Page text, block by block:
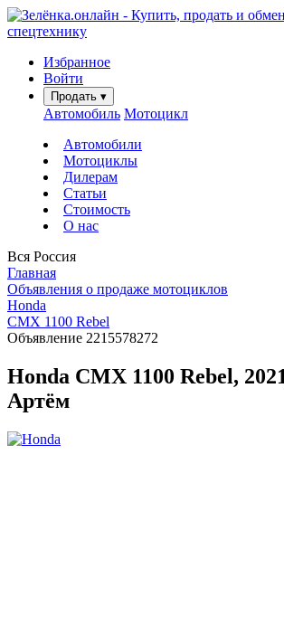
Избранное
Войти
Продать ▾
Автомобиль Мотоцикл
Автомобили
Мотоциклы
Дилерам
Статьи
Стоимость
О нас
Вся Россия
Главная
Объявления о продаже мотоциклов
Honda
CMX 1100 Rebel
Объявление 2215578272
Honda CMX 1100 Rebel,
Артём